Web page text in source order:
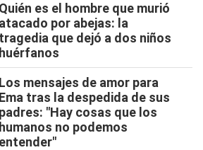
Quién es el hombre que murió
atacado por abejas: la
tragedia que dejó a dos niños
huérfanos
Los mensajes de amor para
Ema tras la despedida de sus
padres: "Hay cosas que los
humanos no podemos
entender"